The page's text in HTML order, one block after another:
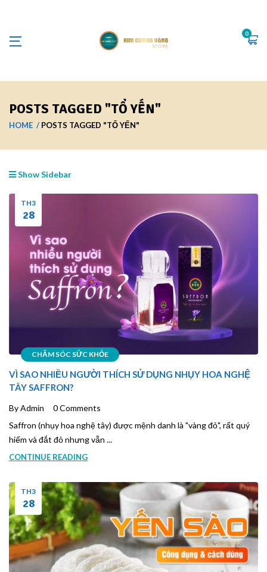
0
POSTS TAGGED "TỔ YẾN"
HOME POSTS TAGGED "TỔ YẾN"
Show Sidebar
CHĂM SÓC SỨC KHỎE
TH3
28
VÌ SAO NHIỀU NGƯỜI THÍCH SỬ DỤNG NHỤY HOA NGHỆ
TÂY SAFFRON?
By Admin
0 Comments
Saffron (nhụy hoa nghệ tây) được mệnh danh là "vàng đỏ", rất quý
hiếm và đắt đỏ nhưng vẫn ...
CONTINUE READING
TH3
28